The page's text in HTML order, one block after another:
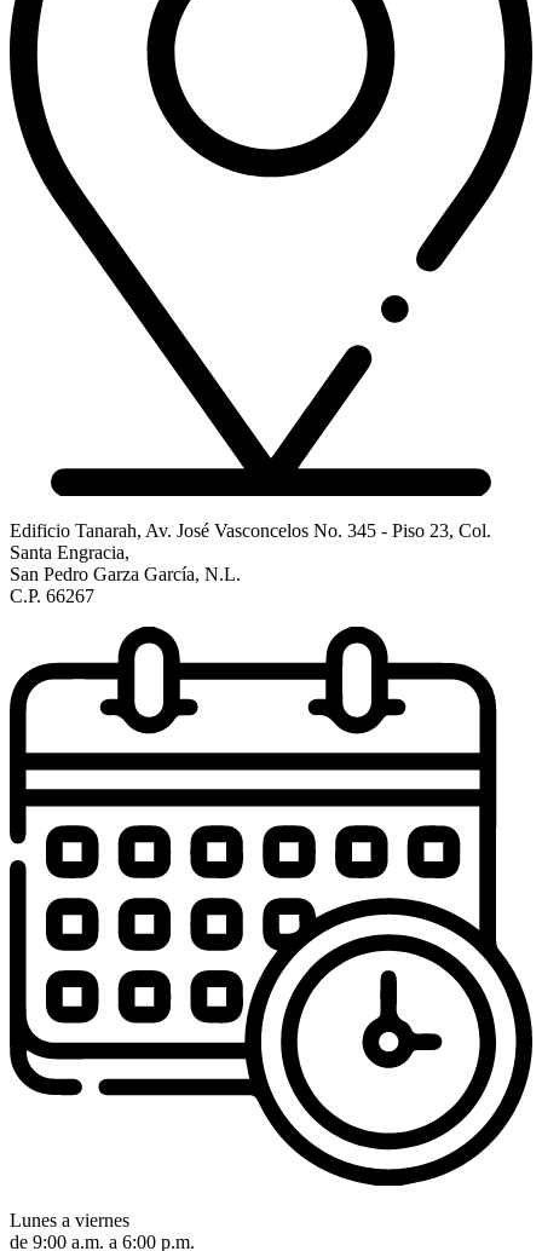
Edificio Tanarah, Av. José Vasconcelos No. 345 - Piso 23, Col.
Santa Engracia,
San Pedro Garza García, N.L.
C.P. 66267
Lunes a viernes
de 9:00 a.m. a 6:00 p.m.